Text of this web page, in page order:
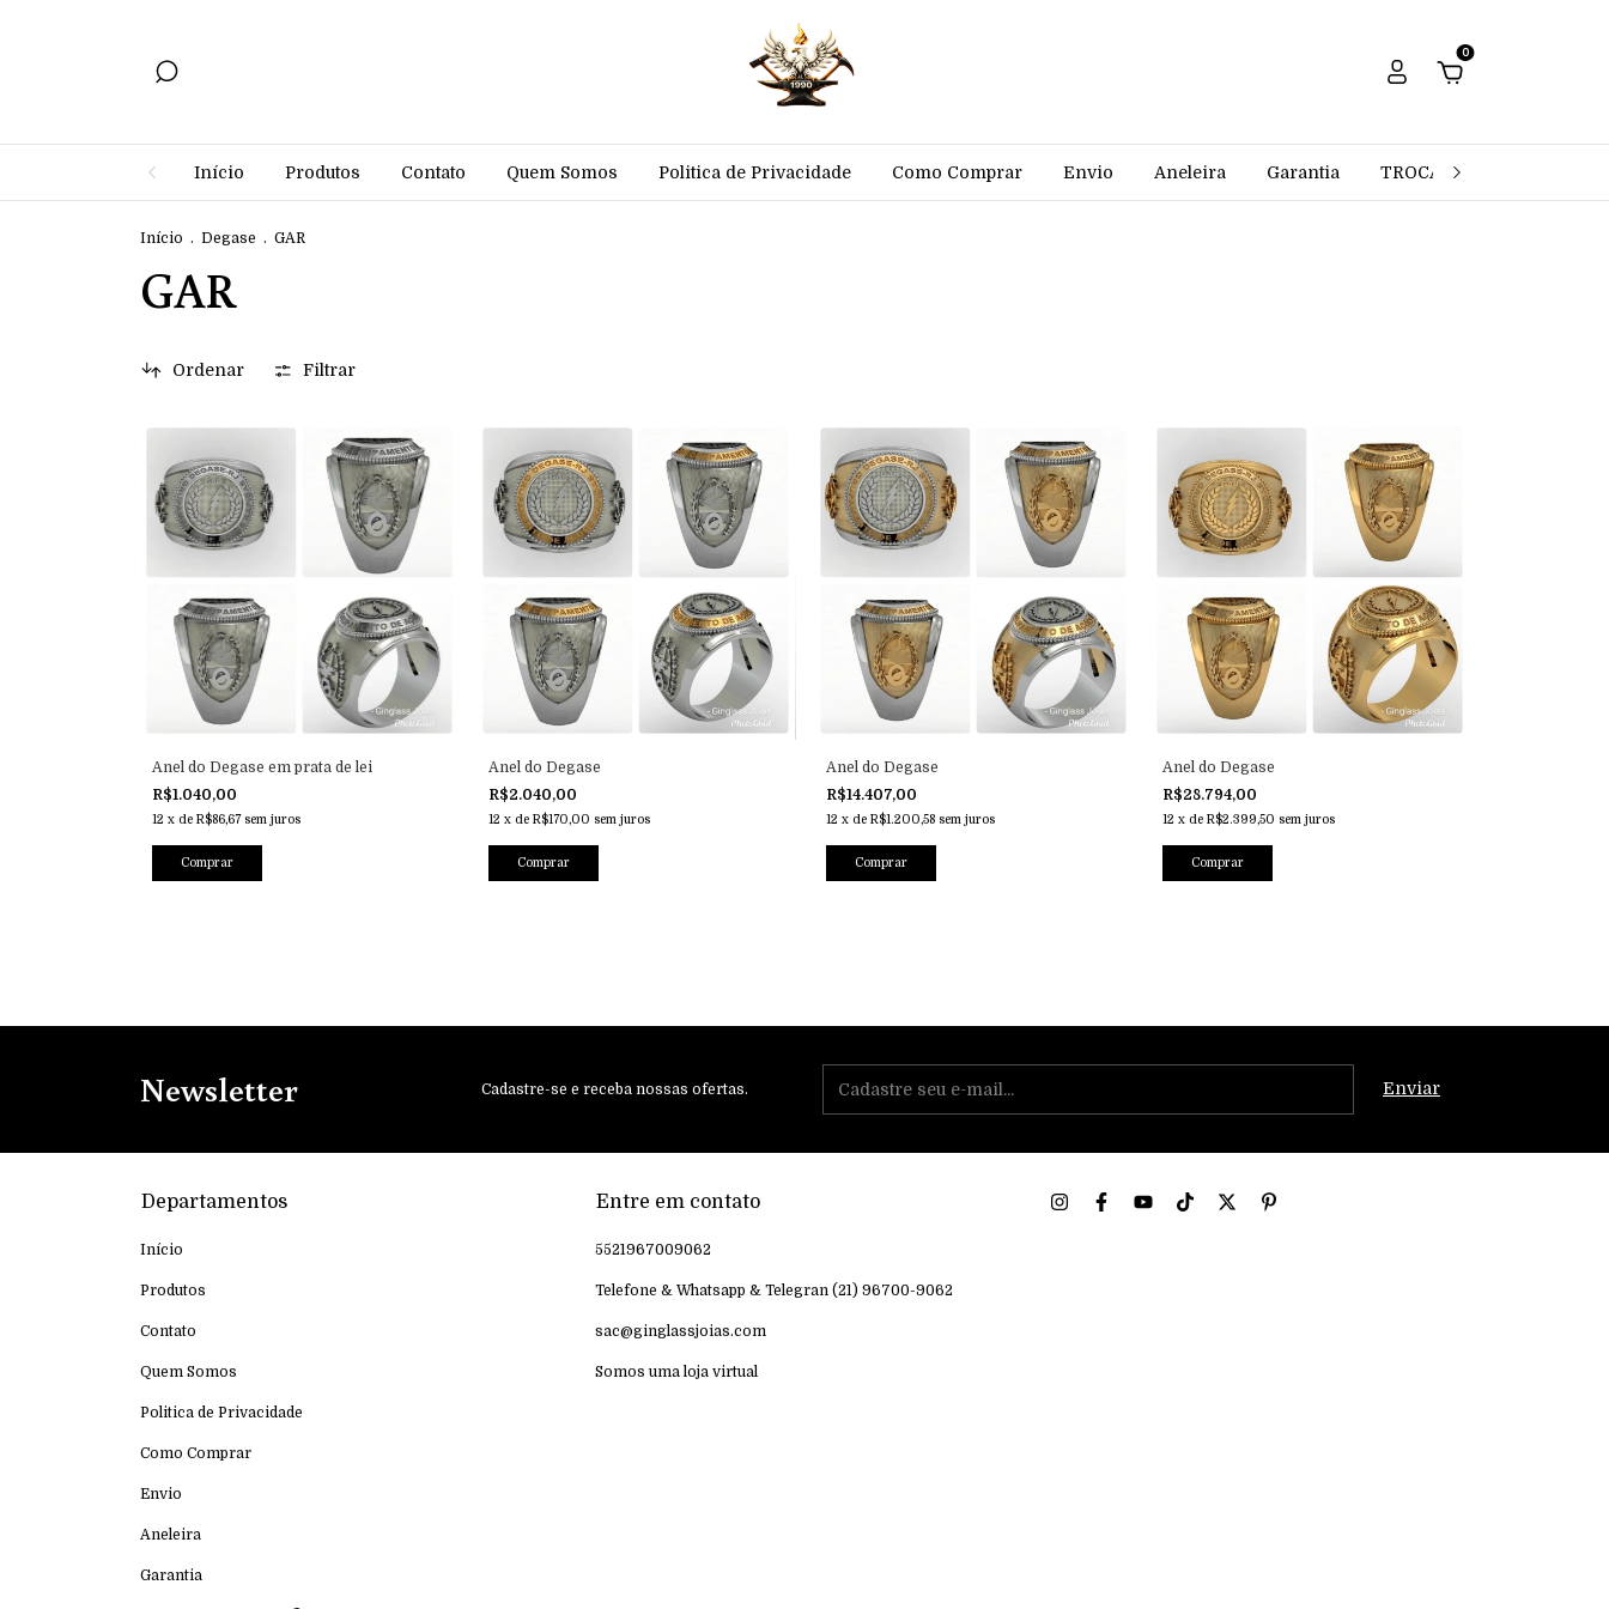
0
Início Produtos Contato Quem Somos Politica de Privacidade Como Comprar Envio Aneleira Garantia TROCAS E DEVOLUÇÕES
Início . Degase . GAR
GAR
Ordenar Filtrar
Anel do Degase em prata de lei
R$1.040,00
12 x de R$86,67 sem juros
Comprar
Anel do Degase
R$2.040,00
12 x deR$170,00 sem juros
Comprar
Anel do Degase
R$14.407,00
12 x de R$1.200,58 sem juros
Comprar
Anel do Degase
R$28.794,00
12 x de R$2.399,50 sem juros
Comprar
Newsletter Cadastre-se e receba nossas ofertas.
Departamentos
Início
Produtos
Contato
Quem Somos
Politica de Privacidade
Como Comprar
Envio
Aneleira
Garantia
Entre em contato
5521967009062
Telefone & Whatsapp & Telegran (21) 96700-9062
sac@ginglassjoias.com
Somos uma loja virtual